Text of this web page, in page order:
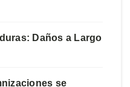
Daños a Largo
se